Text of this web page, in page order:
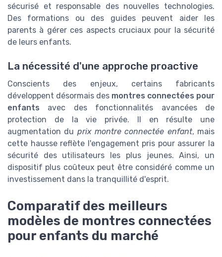
sécurisé et responsable des nouvelles technologies.
Des formations ou des guides peuvent aider les
parents à gérer ces aspects cruciaux pour la sécurité
de leurs enfants.
La nécessité d'une approche proactive
Conscients des enjeux, certains fabricants
développent désormais des montres connectées pour
enfants avec des fonctionnalités avancées de
protection de la vie privée. Il en résulte une
augmentation du prix montre connectée enfant, mais
cette hausse reflète l'engagement pris pour assurer la
sécurité des utilisateurs les plus jeunes. Ainsi, un
dispositif plus coûteux peut être considéré comme un
investissement dans la tranquillité d'esprit.
Comparatif des meilleurs
modèles de montres connectées
pour enfants du marché